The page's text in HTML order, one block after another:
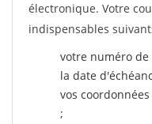
électronique. Votre
indispensables
votre numéro
la date
vos
;